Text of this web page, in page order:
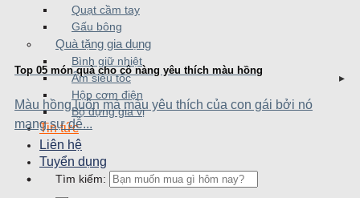
Quạt cầm tay
Gấu bông
Quà tặng gia dụng
Bình giữ nhiệt
Ấm siêu tốc
Hộp cơm điện
Bộ đựng gia vị
Tin tức
Liên hệ
Tuyển dụng
Tìm kiếm:
Top 05 món quà cho cô nàng yêu thích màu hồng
Màu hồng luôn mà màu yêu thích của con gái bởi nó
mang sự dễ...